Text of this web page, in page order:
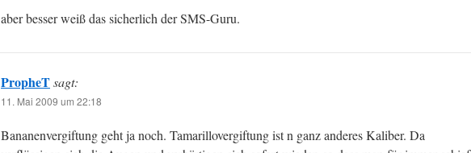
aber besser weiß das sicherlich der SMS-Guru.
PropheTsagt:
11. Mai 2009 um 22:18
Bananenvergiftung geht ja noch. Tamarillovergiftung ist n ganz anderes Kaliber. Da